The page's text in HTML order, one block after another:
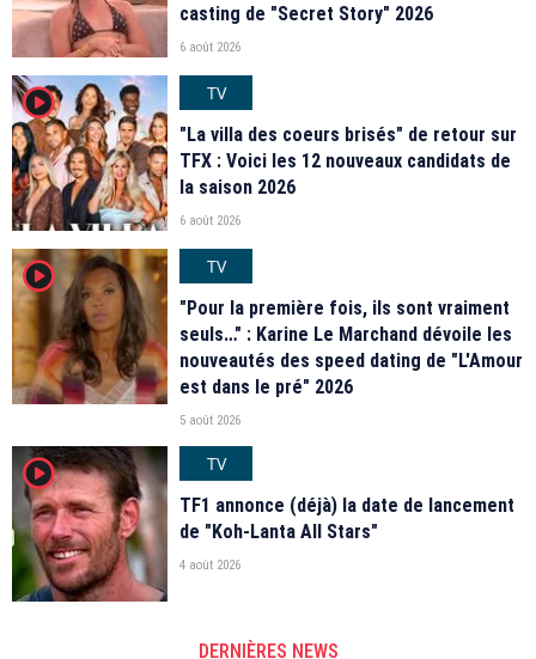
casting de "Secret Story" 2026
6 août 2026
player2
TV
"La villa des coeurs brisés" de retour sur
TFX : Voici les 12 nouveaux candidats de
la saison 2026
6 août 2026
player2
TV
"Pour la première fois, ils sont vraiment
seuls…" : Karine Le Marchand dévoile les
nouveautés des speed dating de "L'Amour
est dans le pré" 2026
5 août 2026
player2
TV
TF1 annonce (déjà) la date de lancement
de "Koh-Lanta All Stars"
4 août 2026
DERNIÈRES NEWS